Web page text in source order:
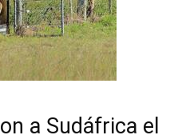
a Sudáfrica el